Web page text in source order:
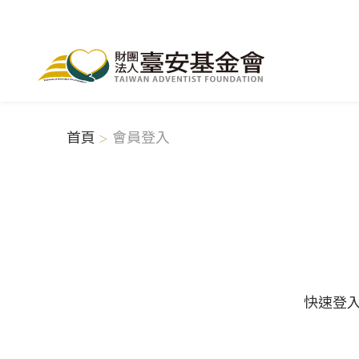
首頁 會員登入
快速登